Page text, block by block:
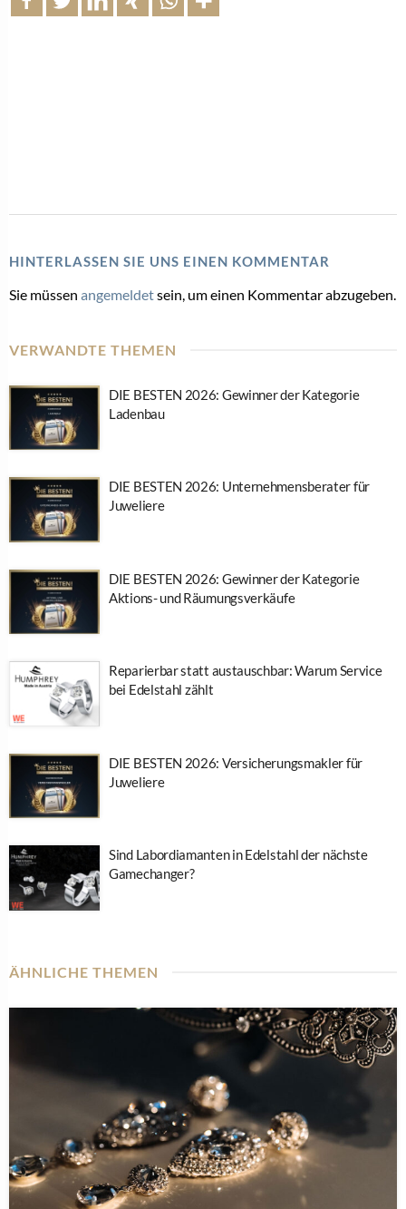
HINTERLASSEN SIE UNS EINEN KOMMENTAR
Sie müssen angemeldetsein, um einen Kommentar abzugeben.
VERWANDTE THEMEN
DIE BESTEN 2026: Gewinner der Kategorie
Ladenbau
DIE BESTEN 2026: Unternehmensberater für
Juweliere
DIE BESTEN 2026: Gewinner der Kategorie
Aktions- und Räumungsverkäufe
Reparierbar statt austauschbar: Warum Service
bei Edelstahl zählt
DIE BESTEN 2026: Versicherungsmakler für
Juweliere
Sind Labordiamanten in Edelstahl der nächste
Gamechanger?
ÄHNLICHE THEMEN